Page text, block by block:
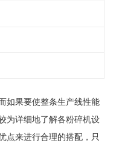
如果要使整条生产线性能
为详细地了解各粉碎机设
点来进行合理的搭配，只